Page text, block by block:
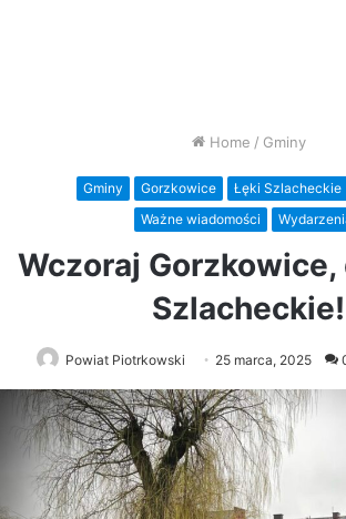
Home / Gminy
Gminy Gorzkowice Łęki Szlacheckie
Ważne wiadomości
Wczoraj Gorzkowice,
Szlacheckie!
Powiat Piotrkowski 25 marca, 2025